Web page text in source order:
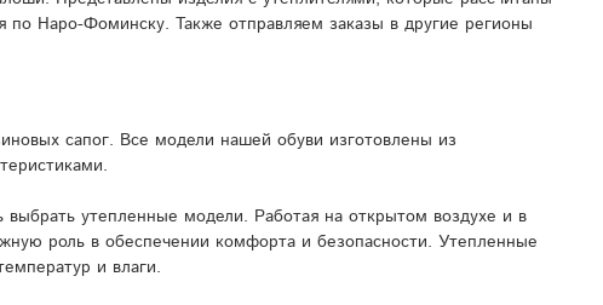
Наро-Фоминску. Также отправляем заказы в другие регионы
сапог. Все модели нашей обуви изготовлены из
утепленные модели. Работая на открытом воздухе и в
роль в обеспечении комфорта и безопасности. Утепленные
и влаги.